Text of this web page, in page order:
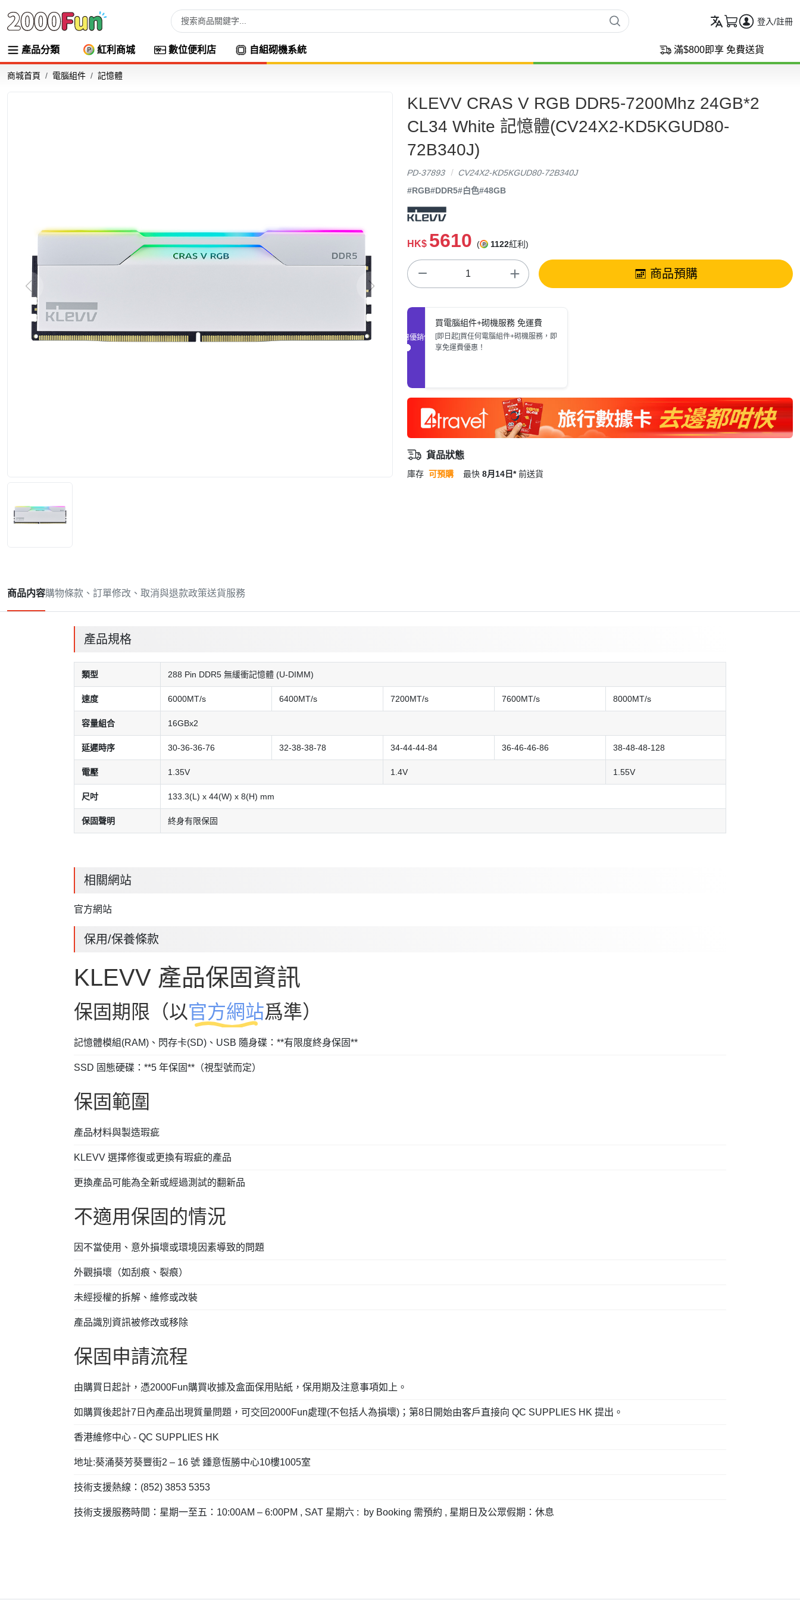
登入/註冊
產品分類 紅利商城 數位便利店 自組砌機系統 滿$800即享 免費送貨
商城首頁 電腦組件 記憶體
KLEVV CRAS V RGB DDR5-7200Mhz 24GB*2
CL34 White 記憶體(CV24X2-KD5KGUD80-
72B340J)
PD-37893
CV24X2-KD5KGUD80-72B340J
#RGB#DDR5#白色#48GB
HK$ 5610 ( 1122紅利)
商品預購
促銷優惠
買電腦組件+砌機服務 免運費
[即日起]買任何電腦組件+砌機服務，即
享免運費優惠！
貨品狀態
庫存 可預購 最快 8月14日* 前送貨
商品内容購物條款、訂單修改、取消與退款政策送貨服務
產品規格
類型 288 Pin DDR5 無緩衝記憶體 (U-DIMM)
速度 6000MT/s 6400MT/s 7200MT/s 7600MT/s 8000MT/s
容量組合 16GBx2
延遲時序 30-36-36-76 32-38-38-78 34-44-44-84 36-46-46-86 38-48-48-128
電壓 1.35V 1.4V 1.55V
尺吋 133.3(L) x 44(W) x 8(H) mm
保固聲明 終身有限保固
相關網站
官方網站
保用/保養條款
KLEVV 產品保固資訊
保固期限（以官方網站爲準）
記憶體模組(RAM)、閃存卡(SD)、USB 隨身碟：**有限度終身保固**
SSD 固態硬碟：**5 年保固**（視型號而定）
保固範圍
產品材料與製造瑕疵
KLEVV 選擇修復或更換有瑕疵的產品
更換產品可能為全新或經過測試的翻新品
不適用保固的情況
因不當使用、意外損壞或環境因素導致的問題
外觀損壞（如刮痕、裂痕）
未經授權的拆解、維修或改裝
產品識別資訊被修改或移除
保固申請流程
由購買日起計，憑2000Fun購買收據及盒面保用貼紙，保用期及注意事項如上。
如購買後起計7日內產品出現質量問題，可交回2000Fun處理(不包括人為損壞)；第8日開始由客戶直接向 QC SUPPLIES HK 提出。
香港維修中心 - QC SUPPLIES HK
地址:葵涌葵芳葵豐街2 – 16 號 鍾意恆勝中心10樓1005室
技術支援熱線：(852) 3853 5353
技術支援服務時間：星期一至五：10:00AM – 6:00PM , SAT 星期六 : by Booking 需預約 , 星期日及公眾假期：休息